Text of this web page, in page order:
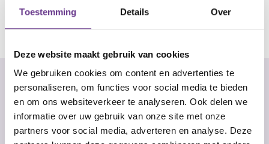
Toestemming Details Over
Deze website maakt gebruik van cookies
We gebruiken cookies om content en advertenties te
personaliseren, om functies voor social media te bieden
en om ons websiteverkeer te analyseren. Ook delen we
informatie over uw gebruik van onze site met onze
partners voor social media, adverteren en analyse. Deze
ontmoeten als je daar behoefte aan hebt.
De omgeving